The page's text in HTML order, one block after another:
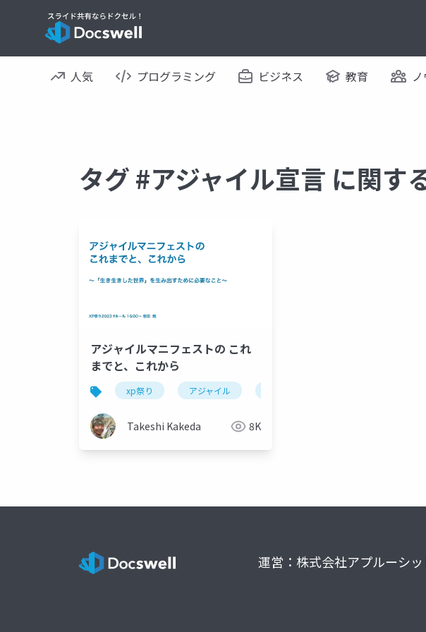
人気 プログラミング ビジネス 教育
タグ #アジャイル宣言 に関す
アジャイルマニフェストの これ
までと、これから
xp祭り アジャイル
Takeshi Kakeda 8K
運営：株式会社アプルーシッ